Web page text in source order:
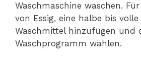
Waschmaschine waschen.
von Essig, eine halbe bis volle
Waschmittel hinzufügen und
Waschprogramm wählen.